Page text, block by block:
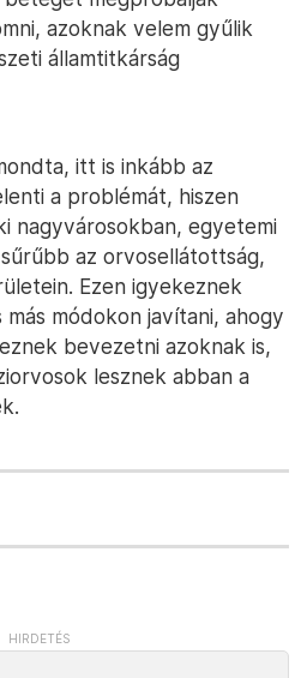
azoknak velem gyűlik
államtitkárság
itt is inkább az
a problémát, hiszen
nagyvárosokban, egyetemi
az orvosellátottság,
Ezen igyekeznek
módokon javítani, ahogy
bevezetni azoknak is,
lesznek abban a